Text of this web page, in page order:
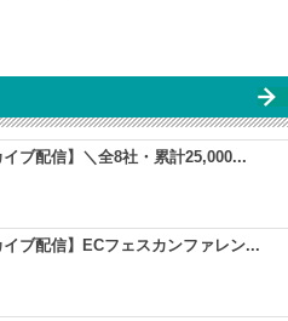
イブ配信】＼全8社・累計25,000...
イブ配信】ECフェスカンファレン...